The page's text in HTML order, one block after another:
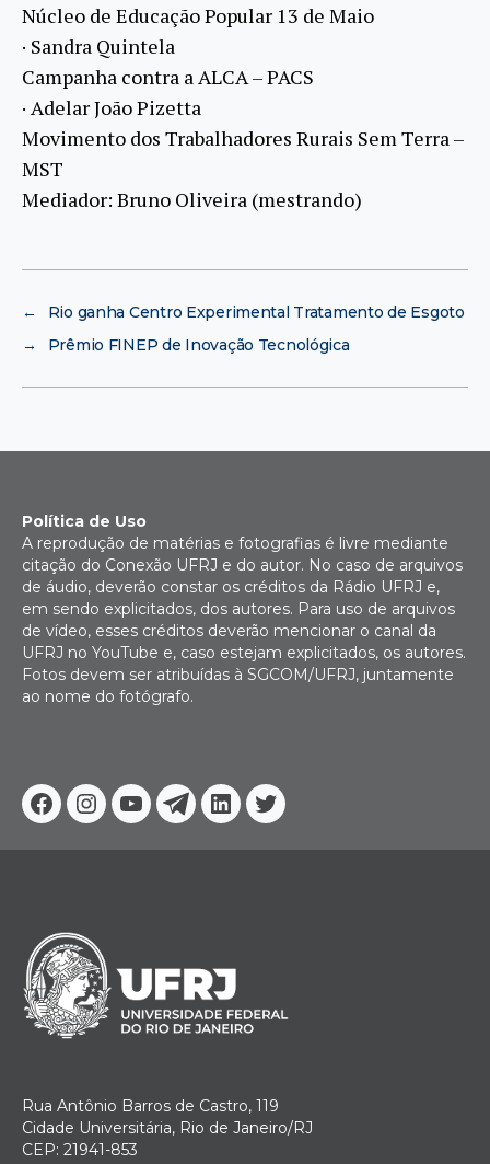
Núcleo de Educação Popular 13 de Maio
· Sandra Quintela
Campanha contra a ALCA – PACS
· Adelar João Pizetta
Movimento dos Trabalhadores Rurais Sem Terra –
MST
Mediador: Bruno Oliveira (mestrando)
←
Rio ganha Centro Experimental Tratamento de Esgoto
→
Prêmio FINEP de Inovação Tecnológica
Facebook
Instagram
YoutubeTelegram
Linkedin
Twitter
Política de Uso
A reprodução de matérias e fotografias é livre mediante
citação do Conexão UFRJ e do autor. No caso de arquivos
de áudio, deverão constar os créditos da Rádio UFRJ e,
em sendo explicitados, dos autores. Para uso de arquivos
de vídeo, esses créditos deverão mencionar o canal da
UFRJ no YouTube e, caso estejam explicitados, os autores.
Fotos devem ser atribuídas à SGCOM/UFRJ, juntamente
ao nome do fotógrafo.
Rua Antônio Barros de Castro, 119
Cidade Universitária, Rio de Janeiro/RJ
CEP: 21941-853